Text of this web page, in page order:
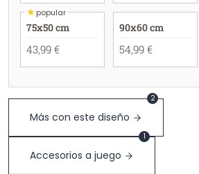
★popular
75x50 cm
43,99 €
90x60 cm
54,99 €
Más con este diseño
2
Accesorios a juego
1